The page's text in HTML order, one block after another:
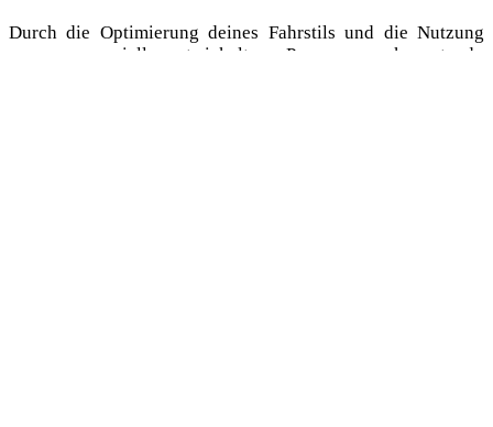
Durch die Optimierung deines Fahrstils und die Nutzung
unseres speziell entwickelten Programms kannst du